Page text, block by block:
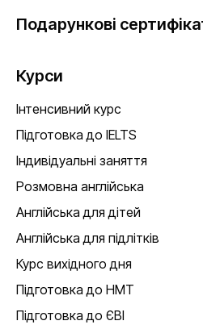
Подарункові
Курси
Інтенсивний курс
Підготовка до IELTS
Індивідуальні заняття
Розмовна англійська
Англійська для дітей
Англійська для підлітків
Курс вихідного дня
Підготовка до НМТ
Підготовка до ЄВІ